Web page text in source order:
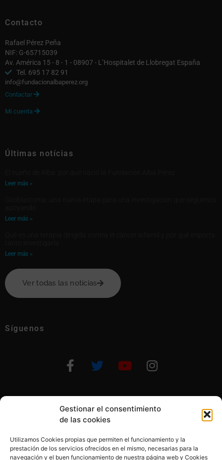
Gestionar el consentimiento
de las cookies
Utilizamos Cookies propias que permiten el funcionamiento y la
prestación de los servicios ofrecidos en el mismo, necesarias para la
navegación y el buen funcionamiento de nuestra página web y Cookies
Contacto
Rafael Pérez Peña
NIF: G-65715039
Av. América 15 - 8 - 1 - 08907 - L’Hospitalet de Llobregat España
Tel. 695 17 82 91
info@fundacionalbaperez.org
Contactar 
Mi cuenta 
Últimas notícias
Leer más »
Leer más »
Leer más »
Ver todas las notícias
Síguenos
Otras formas de ayudar